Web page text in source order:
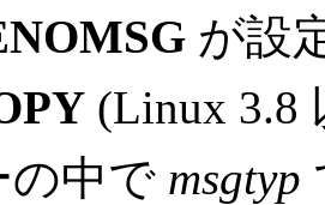
が設
(Linux 3.8
の中で msgtyp